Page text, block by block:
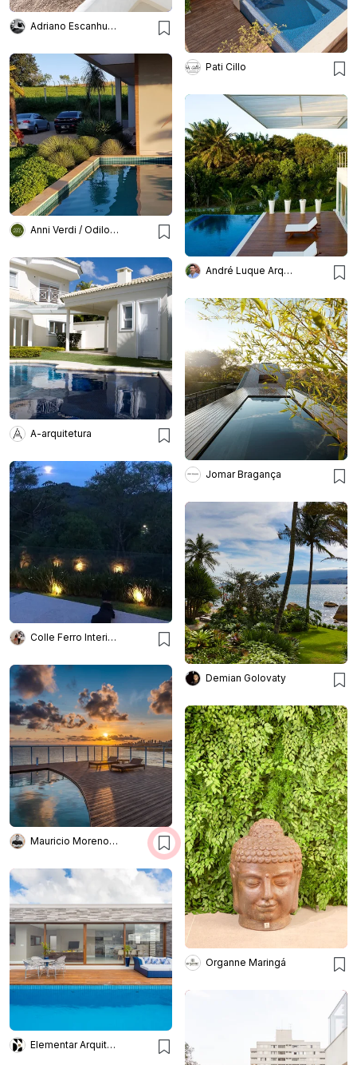
Adriano Escanhuela
Pati Cillo
Anni Verdi / Odilon Claro
André Luque Arquitetura
A-arquitetura
Jomar Bragança
Colle Ferro Interiores
Demian Golovaty
Mauricio Moreno Fotografia
Organne Maringá
Elementar Arquitetura